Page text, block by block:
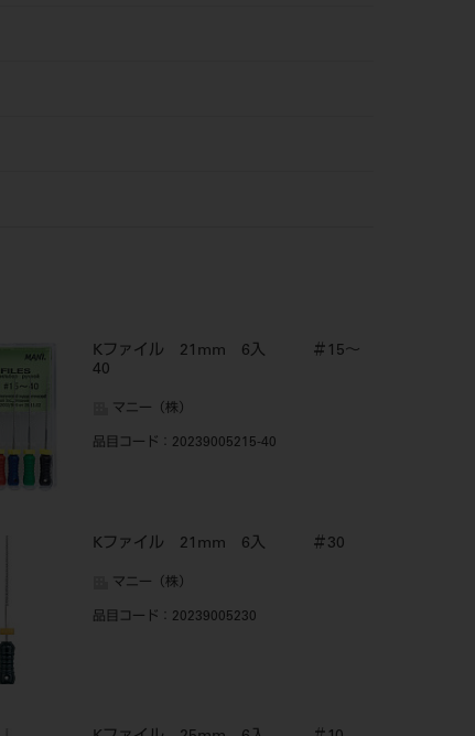
Kファイル 21mm 6入 ＃15～
40
マニー（株）
品目コード ：20239005215-40
Kファイル 21mm 6入 ＃30
マニー（株）
品目コード ：20239005230